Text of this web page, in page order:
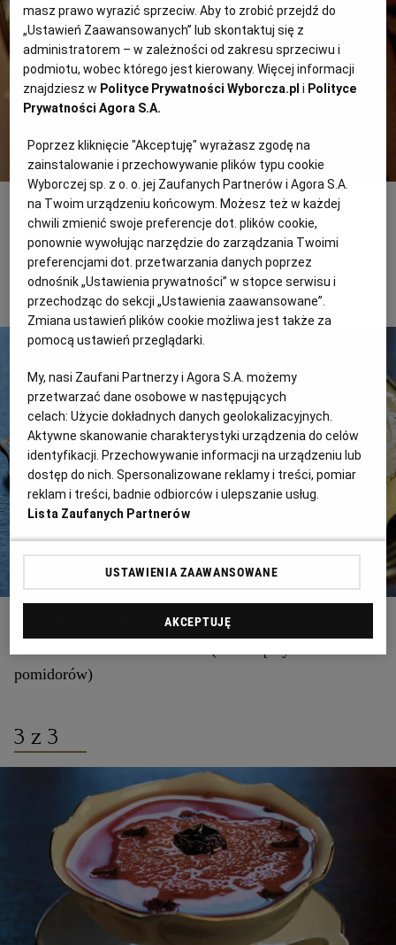
fot. Jarosław Madejski
Tessa Capponi-Borawska
2 z 3
pomidorów)
3 z 3
masz prawo wyrazić sprzeciw. Aby to zrobić przejdź do
„Ustawień Zaawansowanych” lub skontaktuj się z
administratorem – w zależności od zakresu sprzeciwu i
podmiotu, wobec którego jest kierowany. Więcej informacji
znajdziesz w Polityce Prywatności Wyborcza.pl i Polityce
Prywatności Agora S.A.
Poprzez kliknięcie "Akceptuję" wyrażasz zgodę na
zainstalowanie i przechowywanie plików typu cookie
Wyborczej sp. z o. o. jej Zaufanych Partnerów i Agora S.A.
na Twoim urządzeniu końcowym. Możesz też w każdej
chwili zmienić swoje preferencje dot. plików cookie,
ponownie wywołując narzędzie do zarządzania Twoimi
preferencjami dot. przetwarzania danych poprzez
odnośnik „Ustawienia prywatności” w stopce serwisu i
przechodząc do sekcji „Ustawienia zaawansowane”.
Zmiana ustawień plików cookie możliwa jest także za
pomocą ustawień przeglądarki.
My, nasi Zaufani Partnerzy i Agora S.A. możemy
przetwarzać dane osobowe w następujących
celach:Użycie dokładnych danych geolokalizacyjnych.
Aktywne skanowanie charakterystyki urządzenia do celów
identyfikacji. Przechowywanie informacji na urządzeniu lub
dostęp do nich. Spersonalizowane reklamy i treści, pomiar
reklam i treści, badnie odbiorców i ulepszanie usług.
Lista Zaufanych Partnerów
USTAWIENIA ZAAWANSOWANE
AKCEPTUJĘ